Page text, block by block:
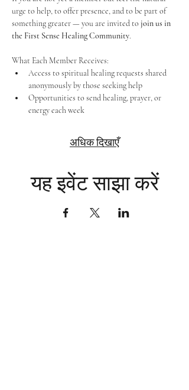
urge to help, to offer presence, and to be part of
something greater — you are invited to join us in
the First Sense Healing Community.
What Each Member Receives:
Access to spiritual healing requests shared
anonymously by those seeking help
Opportunities to send healing, prayer, or
energy each week
अधिक दिखाएँ
यह इवेंट साझा करें